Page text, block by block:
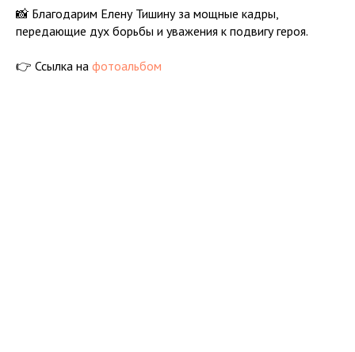
📸 Благодарим Елену Тишину за мощные кадры,
передающие дух борьбы и уважения к подвигу героя.
👉 Ссылка на фотоальбом